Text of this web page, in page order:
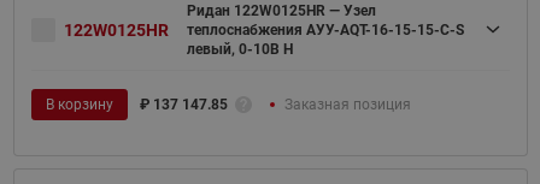
122W0125HR
Ридан 122W0125HR — Узел
теплоснабжения АУУ-AQT-16-15-15-C-S
левый, 0-10В H
В корзину ₽ 137 147.85 Заказная позиция